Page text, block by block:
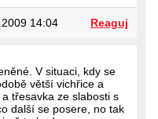
14:04 Reaguj
V situaci, kdy se
větší vichřice a
třesavka ze slabosti s
další se posere, no tak